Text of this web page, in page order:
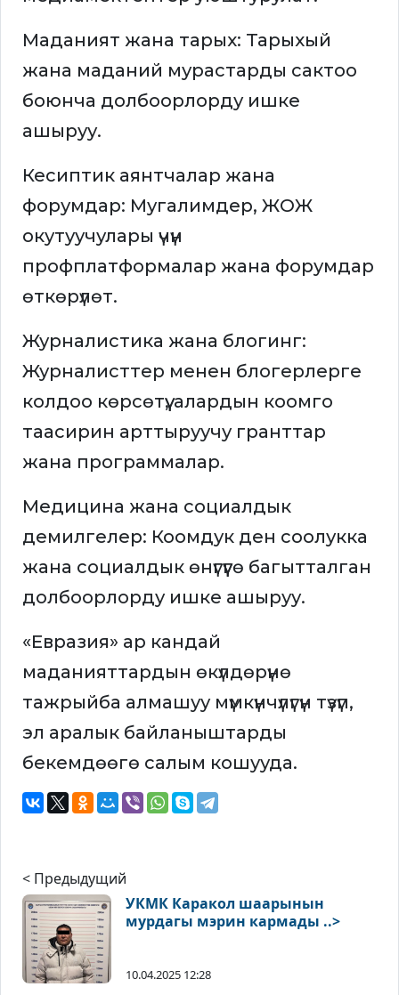
Маданият жана тарых: Тарыхый
жана маданий мурастарды сактоо
боюнча долбоорлорду ишке
ашыруу.
Кесиптик аянтчалар жана
форумдар: Мугалимдер, ЖОЖ
окутуучулары үчүн
профплатформалар жана форумдар
өткөрүлөт.
Журналистика жана блогинг:
Журналисттер менен блогерлерге
колдоо көрсөтүү, алардын коомго
таасирин арттыруучу гранттар
жана программалар.
Медицина жана социалдык
демилгелер: Коомдук ден соолукка
жана социалдык өнүгүүгө багытталган
долбоорлорду ишке ашыруу.
«Евразия» ар кандай
маданияттардын өкүлдөрүнө
тажрыйба алмашуу мүмкүнчүлүгүн түзүп,
эл аралык байланыштарды
бекемдөөгө салым кошууда.
< Предыдущий
УКМК Каракол шаарынын
мурдагы мэрин кармады ..>
10.04.2025 12:28